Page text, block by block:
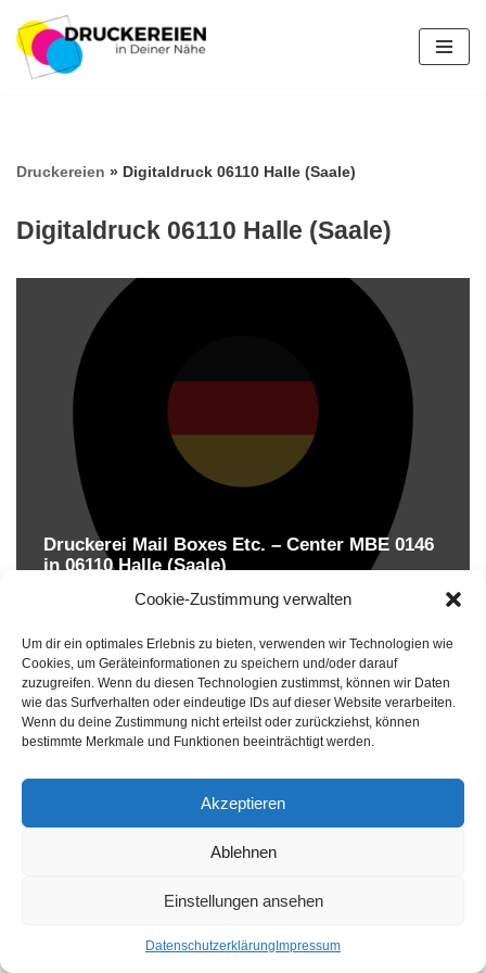
Cookie-Zustimmung verwalten
Um dir ein optimales Erlebnis zu bieten, verwenden wir Technologien wie
Cookies, um Geräteinformationen zu speichern und/oder darauf
zuzugreifen. Wenn du diesen Technologien zustimmst, können wir Daten
wie das Surfverhalten oder eindeutige IDs auf dieser Website verarbeiten.
Wenn du deine Zustimmung nicht erteilst oder zurückziehst, können
bestimmte Merkmale und Funktionen beeinträchtigt werden.
Akzeptieren
Ablehnen
Einstellungen ansehen
Datenschutzerklärung Impressum
Zum
Inhalt
Druckereien » Digitaldruck 06110 Halle (Saale)
Digitaldruck 06110 Halle (Saale)
Druckerei Mail Boxes Etc. – Center MBE 0146
in 06110 Halle (Saale)
Druckereien in Deutschland
Druckereien in Deutschland